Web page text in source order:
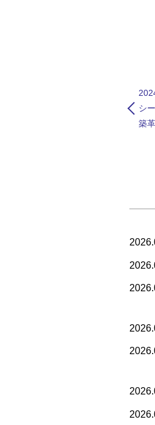
時
IT
崖
シ
築